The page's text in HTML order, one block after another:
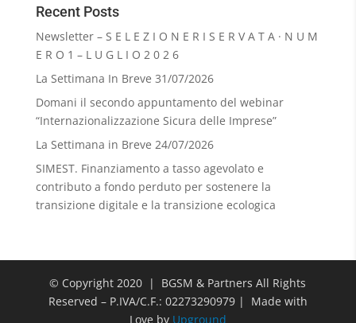
Recent Posts
Newsletter – S E L E Z I O N E R I S E R V A T A · N U M
E R O 1 – L U G L I O 2 0 2 6
La Settimana In Breve 31/07/2026
Domani il secondo appuntamento del webinar
“Internazionalizzazione Sicura delle Imprese”
La Settimana in Breve 24/07/2026
SIMEST. Finanziamento a tasso agevolato e
contributo a fondo perduto per sostenere la
transizione digitale e la transizione ecologica
© Copyright 2020 | BGSM & Partners All Rights
Reserved – P.IVA/C.F.: 02273290979 | Made with
Love by Upground